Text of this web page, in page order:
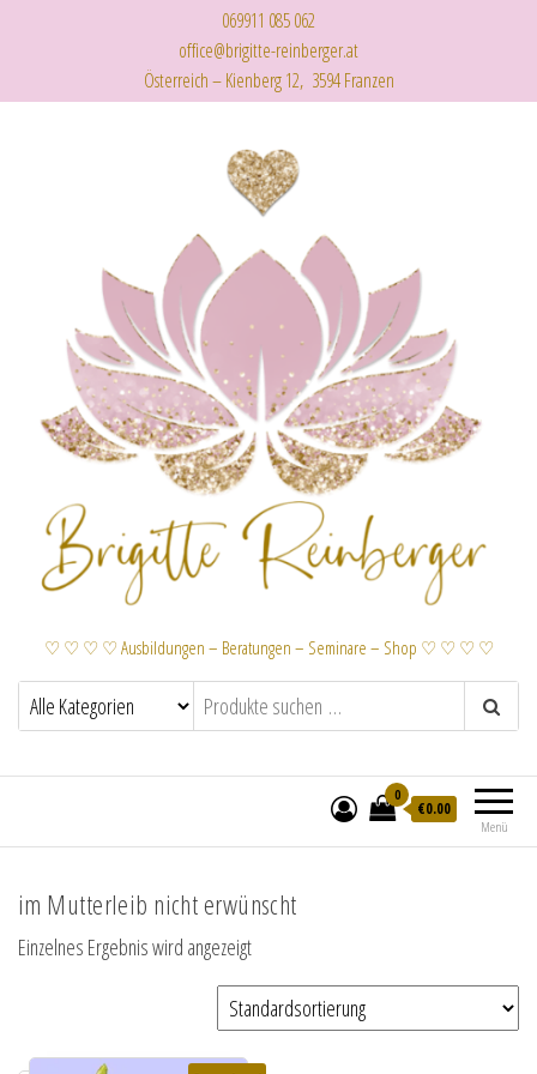
069911 085 062
office@brigitte-reinberger.at
Österreich – Kienberg 12, 3594 Franzen
♡ ♡ ♡ ♡ Ausbildungen – Beratungen – Seminare – Shop ♡ ♡ ♡ ♡
Menü
0
€0.00
im Mutterleib nicht erwünscht
Einzelnes Ergebnis wird angezeigt